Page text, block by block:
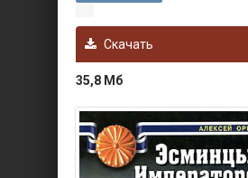
Скачать
35,8 Мб